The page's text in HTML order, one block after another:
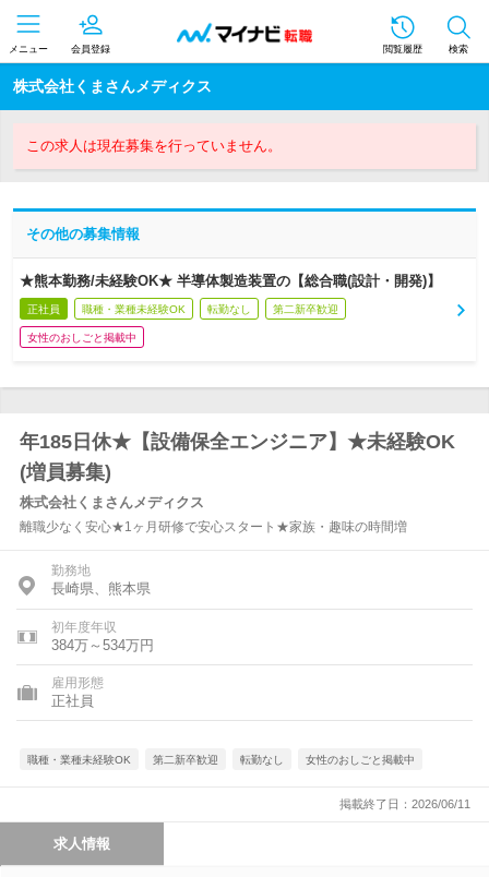
メニュー 会員登録 閲覧履歴 検索
株式会社くまさんメディクス
この求人は現在募集を行っていません。
その他の募集情報
★熊本勤務/未経験OK★ 半導体製造装置の【総合職(設計・開発)】
正社員 職種・業種未経験OK 転勤なし 第二新卒歓迎
女性のおしごと掲載中
年185日休★【設備保全エンジニア】★未経験OK
(増員募集)
株式会社くまさんメディクス
離職少なく安心★1ヶ月研修で安心スタート★家族・趣味の時間増
勤務地
長崎県、熊本県
初年度年収
384万～534万円
雇用形態
正社員
職種・業種未経験OK 第二新卒歓迎 転勤なし 女性のおしごと掲載中
掲載終了日：2026/06/11
求人情報